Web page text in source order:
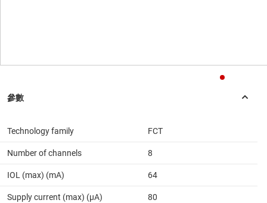
Technology family FCT
Number of channels 8
IOL (max) (mA) 64
Supply current (max) (µA) 80